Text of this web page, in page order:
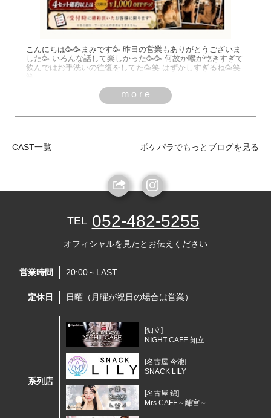
こんにちは🥳🥳まみです🥳 昨日の営業もありがとうございま
した🥳 いろんな話して楽しかった🥳🥳 何故か喉が乾きすぎて
飲んではお手洗いの往復をしてた🥳笑 はずかしすぎるね🥳笑
笑
more
ポケパラでもっとブログを見る
CAST一覧
TEL 052-482-5255
オフィシャルを見たとお伝えください
営業時間 20:00～LAST
定休日 日曜（月曜が祝日の場合は営業）
系列店
[知立]
NIGHT CAFE 知立
[名古屋 今池]
SNACK LILY
[名古屋 錦]
Mrs.CAFE～離宮～